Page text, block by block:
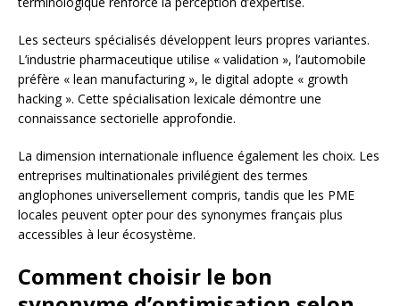
Les secteurs spécialisés développent leurs propres variantes.
L’industrie pharmaceutique utilise « validation », l’automobile
préfère « lean manufacturing », le digital adopte « growth
hacking ». Cette spécialisation lexicale démontre une
connaissance sectorielle approfondie.
La dimension internationale influence également les choix. Les
entreprises multinationales privilégient des termes
anglophones universellement compris, tandis que les PME
locales peuvent opter pour des synonymes français plus
accessibles à leur écosystème.
Comment choisir le bon